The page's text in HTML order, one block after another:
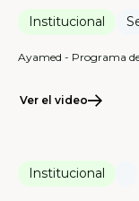
Institucional
Ayamed - Programa
Ver el video
Institucional